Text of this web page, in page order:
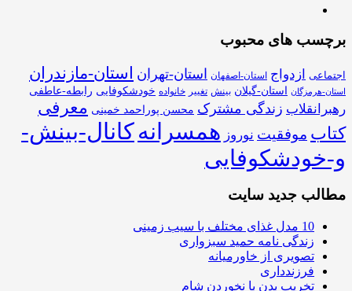
برچسب های محبوب
اجتماعی ازدواج استان-اصفهان استان-تهران استان-مازندران
استان-هرمزگان استان-گیلان بینش تغییر خانواده خودشکوفایی رابطه-عاطفی
رهبرانقلاب زندگی مشترک محسن پوراحمد خمینی معرفی
کتاب موفقیت نوروز همسرانهکانال-بینش-
و-خودشکوفایی
مطالب جدید سایت
10 مدل غذای مختلف با سیب زمینی
زندگی نامه حمید سبزواری
تصویری از خاورمیانه
فرزندداری
تخریب بدن با نخوردن شام